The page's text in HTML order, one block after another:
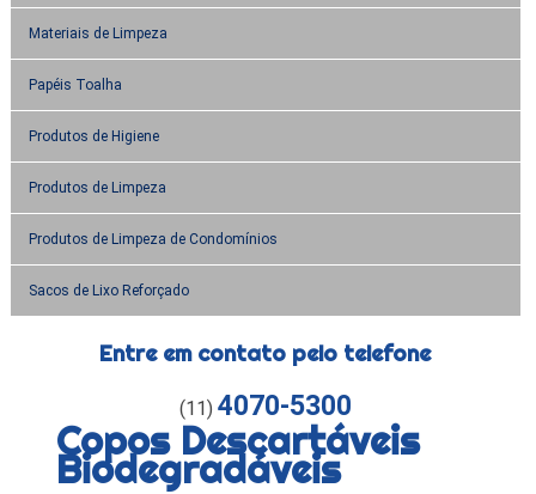
Materiais de Limpeza
Papéis Toalha
Produtos de Higiene
Produtos de Limpeza
Produtos de Limpeza de Condomínios
Sacos de Lixo Reforçado
Entre em contato pelo telefone
(11) 4070-5300
Copos Descartáveis
Biodegradáveis